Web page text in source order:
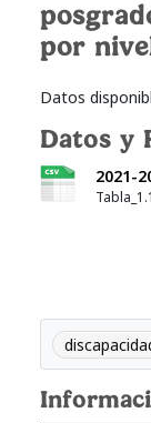
por
Datos
Datos y
2021-